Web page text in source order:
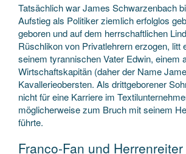
Tatsächlich war James Schwarzenbach
Aufstieg als Politiker ziemlich erfolglos
geboren und auf dem herrschaftlichen
Rüschlikon von Privatlehrern erzogen, litt
seinem tyrannischen Vater Edwin, einem
Wirtschaftskapitän (daher der Name
Kavallerieobersten. Als drittgeborener
nicht für eine Karriere im
möglicherweise zum Bruch mit seinem
führte.
Franco-Fan und Herrenreiter